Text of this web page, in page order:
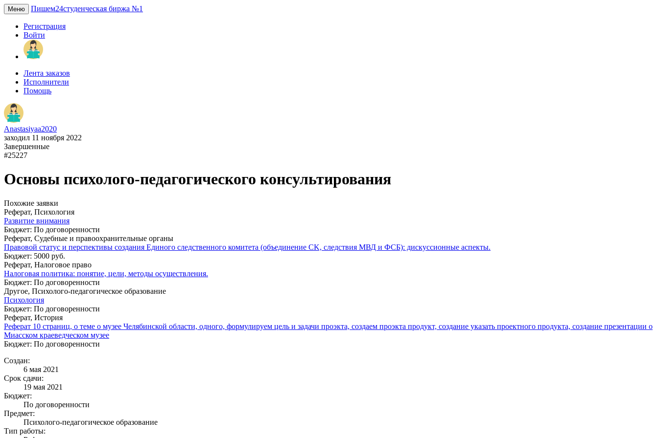
Меню Пишем24студенческая биржа №1
Регистрация
Войти
Лента заказов
Исполнители
Помощь
Anastasiyaa2020
заходил 11 ноября 2022
Завершенные
#25227
Основы психолого-педагогического консультирования
Похожие заявки
Реферат, Психология
Развитие внимания
Бюджет: По договоренности
Реферат, Судебные и правоохранительные органы
Правовой статус и перспективы создания Единого следственного комитета (объединение СK, следствия МВД и ФСБ): дискуссионные аспекты.
Бюджет: 5000 руб.
Реферат, Налоговое право
Налоговая политика: понятие, цели, методы осуществления.
Бюджет: По договоренности
Другое, Психолого-педагогическое образование
Психология
Бюджет: По договоренности
Реферат, История
Реферат 10 страниц, о теме о музее Челябинской области, одного, формулируем цель и задачи проэкта, создаем проэкта продукт, создание указать проектного продукта, создание презентации о
Миасском краеведческом музее
Бюджет: По договоренности
Создан:
6 мая 2021
Срок сдачи:
19 мая 2021
Бюджет:
По договоренности
Предмет:
Психолого-педагогическое образование
Тип работы: